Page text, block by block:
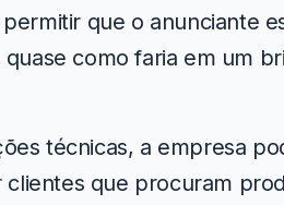
permitir que o anunciante
como faria em um
técnicas, a empresa
clientes que procuram